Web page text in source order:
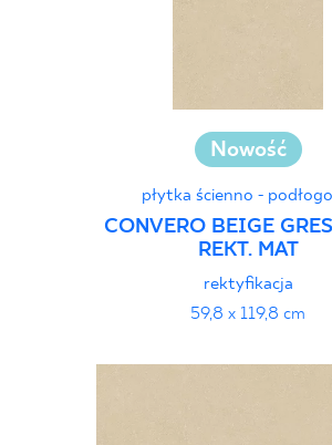
Nowość
płytka ścienno -
CONVERO BEIGE
REKT. MAT
rektyfikacja
59,8 x 119,8 cm